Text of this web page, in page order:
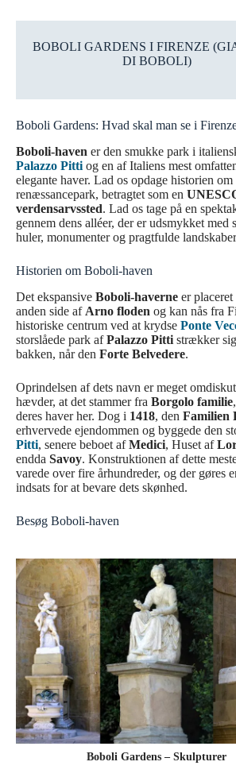
BOBOLI GARDENS I FIRENZE
DI BOBOLI)
Boboli Gardens: Hvad skal man se i
Boboli-haven er den smukke park i
Palazzo Pitti og en af Italiens mest
elegante haver. Lad os opdage historien om
renæssancepark, betragtet som en
verdensarvssted. Lad os tage på en
gennem dens alléer, der er udsmykket med
huler, monumenter og pragtfulde
Historien om Boboli-haven
Det ekspansive Boboli-haverne er placeret
anden side af Arno floden og kan nås fra
historiske centrum ved at krydse Ponte
storslåede park afPalazzo Pitti strækker
bakken, når den Forte Belvedere.
Oprindelsen af dets navn er meget
hævder, at det stammer fra Borgolo familie
deres haver her. Dog i 1418, den Familien
erhvervede ejendommen og byggede den
Pitti, senere beboet afMedici, Huset af
endda Savoy. Konstruktionen af dette
varede over fire århundreder, og der gøres
indsats for at bevare dets skønhed.
Besøg Boboli-haven
Boboli Gardens – Skulpturer